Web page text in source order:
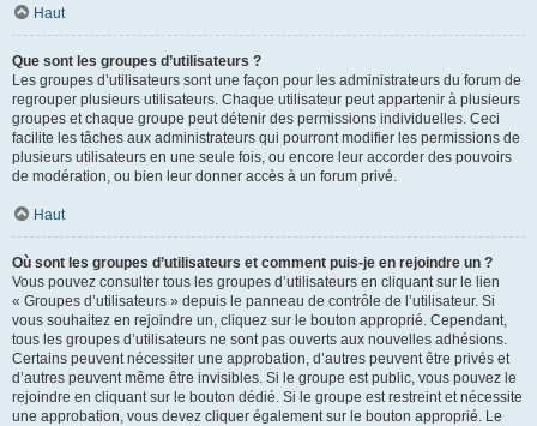
Haut
Que sont les groupes d’utilisateurs ?
Les groupes d’utilisateurs sont une façon pour les administrateurs du forum de
regrouper plusieurs utilisateurs. Chaque utilisateur peut appartenir à plusieurs
groupes et chaque groupe peut détenir des permissions individuelles. Ceci
facilite les tâches aux administrateurs qui pourront modifier les permissions de
plusieurs utilisateurs en une seule fois, ou encore leur accorder des pouvoirs
de modération, ou bien leur donner accès à un forum privé.
Haut
Où sont les groupes d’utilisateurs et comment puis-je en rejoindre un ?
Vous pouvez consulter tous les groupes d’utilisateurs en cliquant sur le lien
« Groupes d’utilisateurs » depuis le panneau de contrôle de l’utilisateur. Si
vous souhaitez en rejoindre un, cliquez sur le bouton approprié. Cependant,
tous les groupes d’utilisateurs ne sont pas ouverts aux nouvelles adhésions.
Certains peuvent nécessiter une approbation, d’autres peuvent être privés et
d’autres peuvent même être invisibles. Si le groupe est public, vous pouvez le
rejoindre en cliquant sur le bouton dédié. Si le groupe est restreint et nécessite
une approbation, vous devez cliquer également sur le bouton approprié. Le